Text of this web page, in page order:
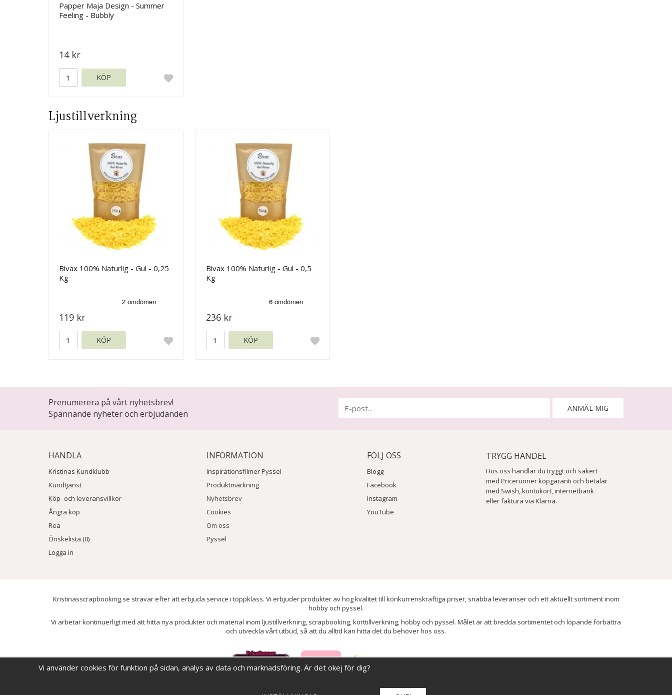
Papper Maja Design - Summer
Feeling - Bubbly
14 kr
KÖP
Ljustillverkning
Bivax 100% Naturlig - Gul - 0,25
Kg
119 kr
KÖP
Bivax 100% Naturlig - Gul - 0,5
Kg
236 kr
KÖP
Prenumerera på vårt nyhetsbrev!
Spännande nyheter och erbjudanden
ANMÄL MIG
HANDLA
Kristinas Kundklubb
Kundtjänst
Köp- och leveransvillkor
Ångra köp
Rea
Önskelista (0)
Logga in
INFORMATION
Inspirationsfilmer Pyssel
Produktmärkning
Nyhetsbrev
Cookies
Om oss
Pyssel
FÖLJ OSS
Blogg
Facebook
Instagram
YouTube
TRYGG HANDEL
Hos oss handlar du tryggt och säkert
med Pricerunner köpgaranti och betalar
med Swish, kontokort, internetbank
eller faktura via Klarna.
Kristinasscrapbooking.se strävar efter att erbjuda service i toppklass. Vi erbjuder produkter av hög kvalitet till konkurrenskraftiga priser, snabba leveranser och ett aktuellt sortiment inom
hobby och pyssel.
Vi arbetar kontinuerligt med att hitta nya produkter och material inom ljustillverkning, scrapbooking, korttillverkning, hobby och pyssel. Målet är att bredda sortimentet och löpande förbättra
och utveckla vårt utbud, så att du alltid kan hitta det du behöver hos oss.
Vi använder cookies för funktion på sidan, analys av data och marknadsföring. Är det okej för dig?